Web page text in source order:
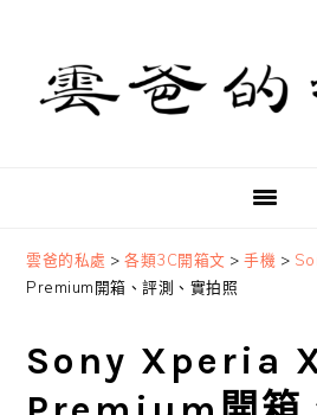
primary
navigation
content
primary
sidebar
雲爸的私處 >各類3C開箱文 >手機 >
Premium開箱、評測、實拍照
Sony Xperia